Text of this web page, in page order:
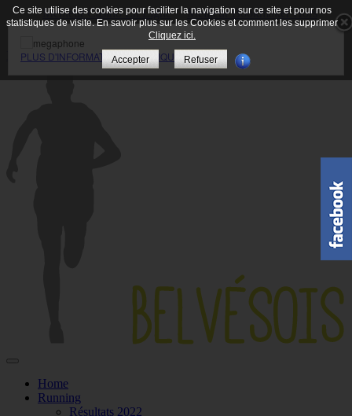
Meilleur Casino En Ligne
Meilleur Bookmaker Hors
Arjel
Meilleur Casino En Ligne France
Casino En Ligne
Casino En Ligne
Menu
Home
Running
Résultats 2022
Ce site utilise des cookies pour faciliter la navigation sur ce site et pour nos
statistiques de visite. En savoir plus sur les Cookies et comment les supprimer
Cliquez ici.
Accepter Refuser
PLUS D'INFORMATIONS EN CLIQUANT ICI